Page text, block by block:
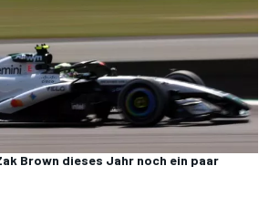
Brown dieses Jahr noch ein paar